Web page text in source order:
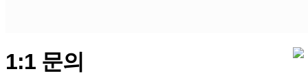
1:1 문의